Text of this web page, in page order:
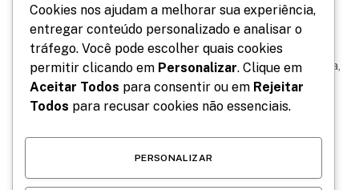
Entrevista Exclusiva: Clara Paulino
Por Da Redação janeiro 15, 2024 0
Por Ana Soáres. História de Clara Paulino Desde a infância,
Clara Paulino nutria o desejo de ser historiadora, uma
curiosidade…
Cookies nos ajudam a melhorar sua experiência,
entregar conteúdo personalizado e analisar o
tráfego. Você pode escolher quais cookies
permitir clicando em Personalizar. Clique em
Aceitar Todos para consentir ou em Rejeitar
Todos para recusar cookies não essenciais.
PERSONALIZAR